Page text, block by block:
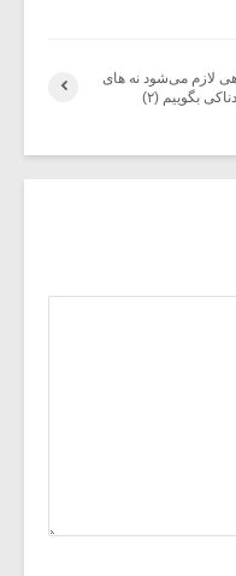
لازم می‌شود نه های
بگوییم (۲)